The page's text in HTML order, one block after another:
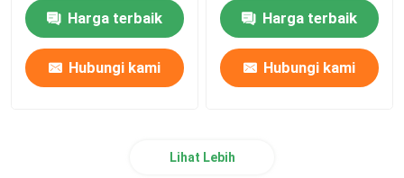
Harga terbaik
Hubungi kami
Harga terbaik
Hubungi kami
Lihat Lebih